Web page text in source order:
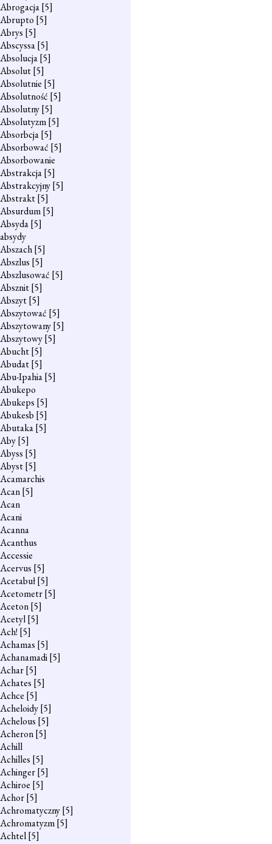
Abrogacja[5]
Abrupto [5]
Abrys [5]
Abscyssa[5]
Absolucja[5]
Absolut[5]
Absolutnie [5]
Absolutność [5]
Absolutny[5]
Absolutyzm[5]
Absorbcja[5]
Absorbować [5]
Absorbowanie
Abstrakcja[5]
Abstrakcyjny[5]
Abstrakt[5]
Absurdum[5]
Absyda[5]
absydy
Abszach[5]
Abszlus [5]
Abszlusować [5]
Absznit[5]
Abszyt[5]
Abszytować [5]
Abszytowany[5]
Abszytowy[5]
Abucht[5]
Abudat[5]
Abu-Ipahia[5]
Abukepo
Abukeps [5]
Abukesb [5]
Abutaka[5]
Aby[5]
Abyss [5]
Abyst[5]
Acamarchis
Acan[5]
Acan
Acani
Acanna
Acanthus
Accessie
Acervus [5]
Acetabuł[5]
Acetometr[5]
Aceton[5]
Acetyl[5]
Ach! [5]
Achamas [5]
Achanamadi[5]
Achar[5]
Achates [5]
Achce [5]
Acheloidy[5]
Achelous [5]
Acheron[5]
Achill
Achilles [5]
Achinger[5]
Achiroe [5]
Achor[5]
Achromatyczny[5]
Achromatyzm[5]
Achtel[5]